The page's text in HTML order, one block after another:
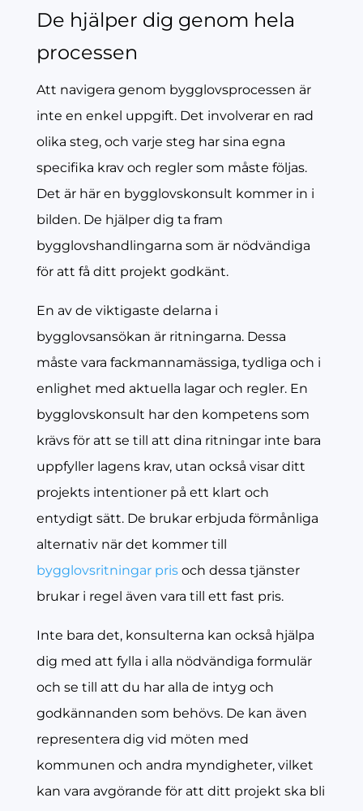
De hjälper dig genom hela
processen
Att navigera genom bygglovsprocessen är
inte en enkel uppgift. Det involverar en rad
olika steg, och varje steg har sina egna
specifika krav och regler som måste följas.
Det är här en bygglovskonsult kommer in i
bilden. De hjälper dig ta fram
bygglovshandlingarna som är nödvändiga
för att få ditt projekt godkänt.
En av de viktigaste delarna i
bygglovsansökan är ritningarna. Dessa
måste vara fackmannamässiga, tydliga och i
enlighet med aktuella lagar och regler. En
bygglovskonsult har den kompetens som
krävs för att se till att dina ritningar inte bara
uppfyller lagens krav, utan också visar ditt
projekts intentioner på ett klart och
entydigt sätt. De brukar erbjuda förmånliga
alternativ när det kommer till
bygglovsritningar prisoch dessa tjänster
brukar i regel även vara till ett fast pris.
Inte bara det, konsulterna kan också hjälpa
dig med att fylla i alla nödvändiga formulär
och se till att du har alla de intyg och
godkännanden som behövs. De kan även
representera dig vid möten med
kommunen och andra myndigheter, vilket
kan vara avgörande för att ditt projekt ska bli